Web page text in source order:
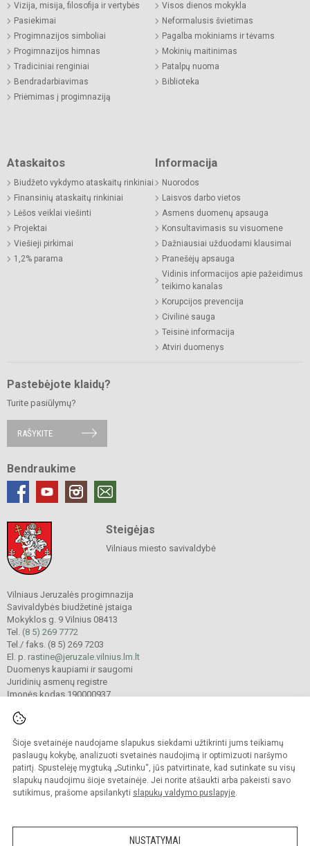
Šioje svetainėje naudojame slapukus siekdami užtikrinti jums teikiamų
paslaugų kokybę, analizuoti svetainės naudojimą ir optimizuoti naršymo
patirtį. Spustelėję mygtuką „Sutinku“, jūs patvirtinate, kad sutinkate su visų
slapukų naudojimu šioje svetainėje. Jei norite atšaukti arba pakeisti savo
sutikimus, prašome apsilankyti slapukų valdymo puslapyje.
NUSTATYMAI
Vizija, misija, filosofija ir vertybės
Pasiekimai
Progimnazijos simboliai
Progimnazijos himnas
Tradiciniai renginiai
Bendradarbiavimas
Priėmimas į progimnaziją
Visos dienos mokykla
Neformalusis švietimas
Pagalba mokiniams ir tėvams
Mokinių maitinimas
Patalpų nuoma
Biblioteka
Ataskaitos
Biudžeto vykdymo ataskaitų rinkiniai
Finansinių ataskaitų rinkiniai
Lėšos veiklai viešinti
Projektai
Viešieji pirkimai
1,2% parama
Informacija
Nuorodos
Laisvos darbo vietos
Asmens duomenų apsauga
Konsultavimasis su visuomene
Dažniausiai užduodami klausimai
Pranešėjų apsauga
Vidinis informacijos apie pažeidimus
teikimo kanalas
Korupcijos prevencija
Civilinė sauga
Teisinė informacija
Atviri duomenys
Pastebėjote klaidų?
Turite pasiūlymų?
RAŠYKITE
Bendraukime
Steigėjas
Vilniaus miesto savivaldybė
Vilniaus Jeruzalės progimnazija
Savivaldybės biudžetinė įstaiga
Mokyklos g. 9 Vilnius 08413
Tel. (8 5) 269 7772
Tel./ faks. (8 5) 269 7203
El. p. rastine@jeruzale.vilnius.lm.lt
Duomenys kaupiami ir saugomi
Juridinių asmenų registre
Įmonės kodas 190000937
© 2024. Vilniaus Jeruzalės progimnazija. Visos teisės saugomos.
Kopijuoti turinį be raštiško gimnazijos sutikimo griežtai draudžiama.
Prieinamumo paraiška Slapukų valdymas
Sumanus būdas atnaujinti